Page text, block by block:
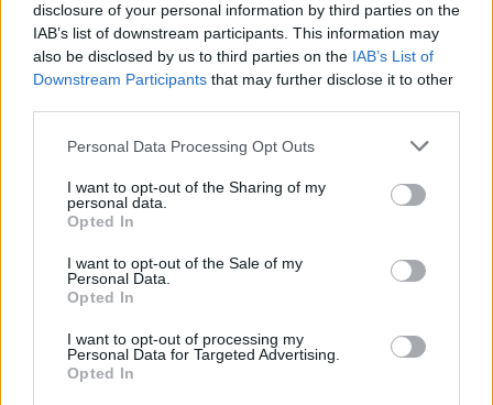
disclosure of your personal information by third parties on the
IAB’s list of downstream participants. This information may
also be disclosed by us to third parties on the IAB’s List of
Downstream Participants that may further disclose it to other
Personal Data Processing Opt Outs
I want to opt-out of the Sharing of my
personal data.
Opted In
I want to opt-out of the Sale of my
Personal Data.
Opted In
I want to opt-out of processing my
Personal Data for Targeted Advertising.
Opted In
Nessun contatto ancora diretto, ma all'agente è
stato chiesto del Milan. " Milan? Non sono stato
contattato direttamente. Questo non significa
che ne abbiano parlato le due società. Credo
che sia normale che uno come Ilicic possa
Sicuramentequella rossonera sarebbe una
destinazione top
sarà data alle offerte che arrivano dall'Italia".
Redazione Fantacalcio.it